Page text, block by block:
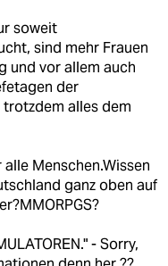
soweit
sind mehr Frauen
und vor allem auch
der
alles dem
Menschen.Wissen
ganz oben auf
- Sorry,